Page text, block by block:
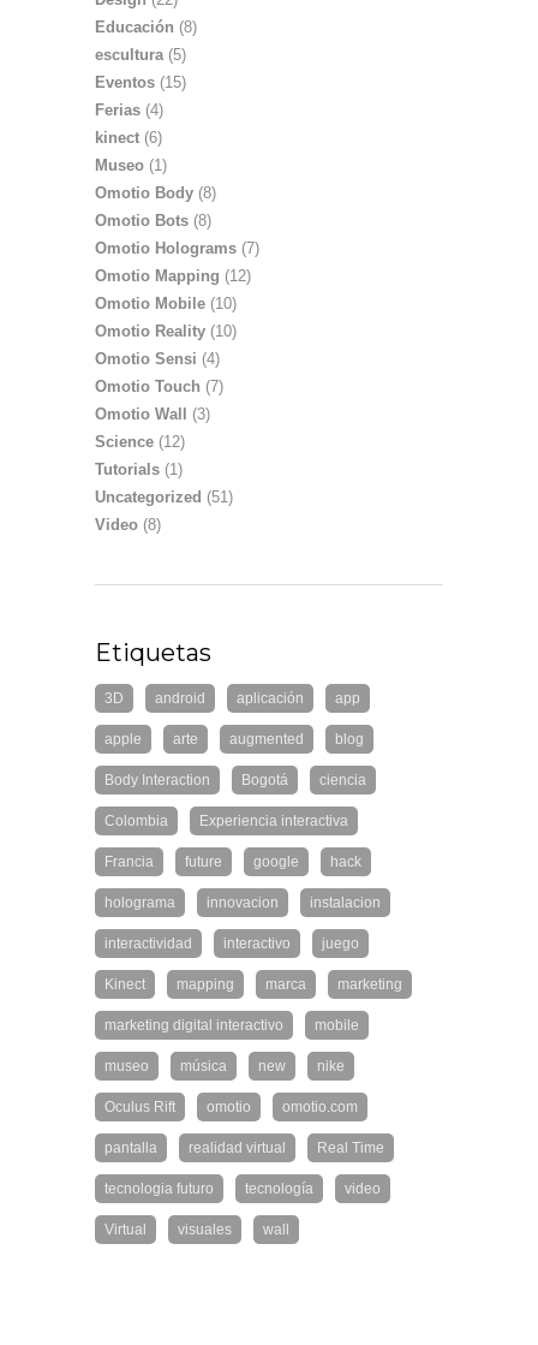
Educación (8)
escultura(5)
Eventos (15)
Ferias (4)
kinect (6)
Museo (1)
Omotio Body (8)
Omotio Bots (8)
Omotio Holograms (7)
Omotio Mapping (12)
Omotio Mobile (10)
Omotio Reality (10)
Omotio Sensi (4)
Omotio Touch (7)
Omotio Wall
(3)
Science (12)
Tutorials (1)
Uncategorized (51)
Video (8)
Etiquetas
3D android aplicación app
apple arte augmented blog
Body Interaction Bogotá ciencia
Colombia Experiencia interactiva
Francia future google hack
holograma innovacion instalacion
interactividad interactivo juego
Kinect mapping marca marketing
marketing digital interactivo mobile
museo música new nike
Oculus Rift omotio omotio.com
pantalla realidad virtual Real Time
tecnologia futuro tecnología video
Virtual visuales wall